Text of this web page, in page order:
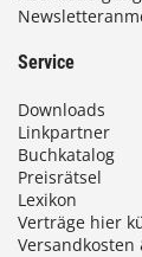
Service
Downloads
Linkpartner
Buchkatalog
Preisrätsel
Lexikon
Verträge hier
Versandkosten